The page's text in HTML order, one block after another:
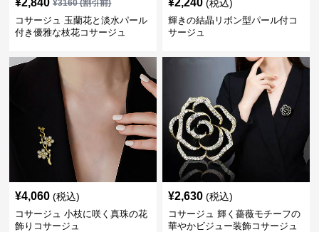
¥2,840 ¥3160(割引前)
コサージュ 玉蘭花と淡水パール
付き優雅な枝花コサージュ
¥2,240 (税込)
輝きの結晶リボン型パール付コ
サージュ
¥4,060 (税込)
コサージュ 小枝に咲く真珠の花
飾りコサージュ
¥2,630 (税込)
コサージュ 輝く薔薇モチーフの
華やかビジュー装飾コサージュ